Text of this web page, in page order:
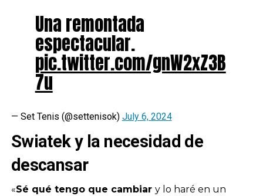
Una remontada
espectacular.
pic.twitter.com/gnW2xZ3B
7u
— Set Tenis (@settenisok) July 6, 2024
Swiatek y la necesidad de
descansar
«Sé qué tengo que cambiar y lo haré en un